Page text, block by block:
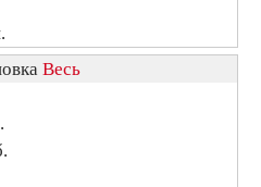
Весь